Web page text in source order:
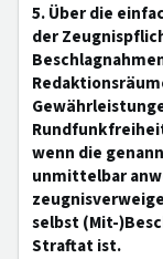
5. Über die
der
wenn die
unmittelbar
selbst (Mit-
Straftat ist.